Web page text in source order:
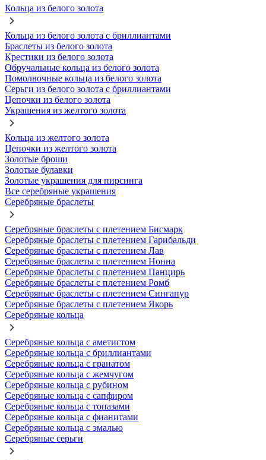
Кольца из белого золота
Кольца из белого золота с бриллиантами
Браслеты из белого золота
Крестики из белого золота
Обручальные кольца из белого золота
Помолвочные кольца из белого золота
Серьги из белого золота с бриллиантами
Цепочки из белого золота
Украшения из желтого золота
Кольца из желтого золота
Цепочки из желтого золота
Золотые броши
Золотые булавки
Золотые украшения для пирсинга
Все серебряные украшения
Серебряные браслеты
Серебряные браслеты с плетением Бисмарк
Серебряные браслеты с плетением Гарибальди
Серебряные браслеты с плетением Лав
Серебряные браслеты с плетением Нонна
Серебряные браслеты с плетением Панцирь
Серебряные браслеты с плетением Ромб
Серебряные браслеты с плетением Сингапур
Серебряные браслеты с плетением Якорь
Серебряные кольца
Серебряные кольца с аметистом
Серебряные кольца с бриллиантами
Серебряные кольца с гранатом
Серебряные кольца с жемчугом
Серебряные кольца с рубином
Серебряные кольца с сапфиром
Серебряные кольца с топазами
Серебряные кольца с фианитами
Серебряные кольца с эмалью
Серебряные серьги